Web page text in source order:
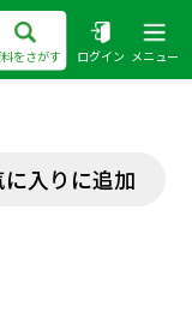
をさがす ログイン メニュー
に入りに追加